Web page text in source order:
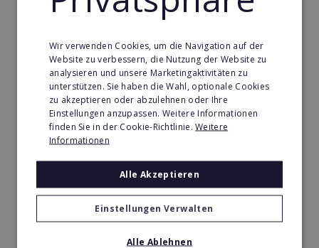
ab €30.000
Merken
Wir verwenden Cookies, um die Navigation auf der
Website zu verbessern, die Nutzung der Website zu
analysieren und unsere Marketingaktivitäten zu
unterstützen. Sie haben die Wahl, optionale Cookies
zu akzeptieren oder abzulehnen oder Ihre
Einstellungen anzupassen. Weitere Informationen
finden Sie in der Cookie-Richtlinie.Weitere
Informationen
Alle Akzeptieren
Einstellungen Verwalten
Alle Ablehnen